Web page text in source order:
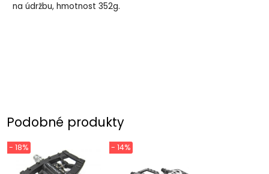
na údržbu, hmotnost 352g.
Podobné produkty
- 18% - 14%